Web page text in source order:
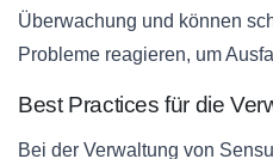
Überwachung und können
Probleme reagieren, um
Best Practices für die
Bei der Verwaltung von